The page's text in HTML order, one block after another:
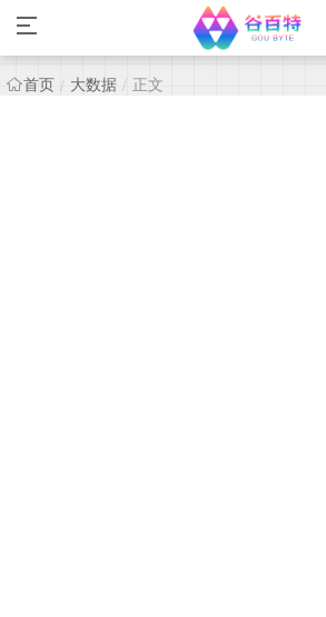
首页 / 大数据 / 正文